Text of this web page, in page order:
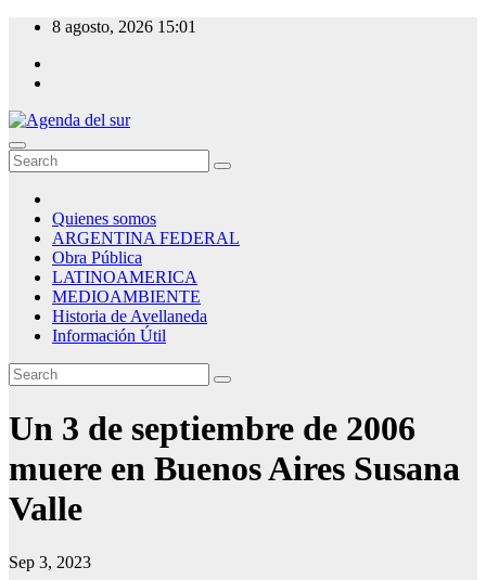
Skip
content
8 agosto, 2026 15:01
Agenda del sur
Quienes somos
ARGENTINA FEDERAL
Obra Pública
LATINOAMERICA
MEDIOAMBIENTE
Historia de Avellaneda
Información Útil
Un 3 de septiembre de 2006
muere en Buenos Aires Susana
Valle
Sep 3, 2023